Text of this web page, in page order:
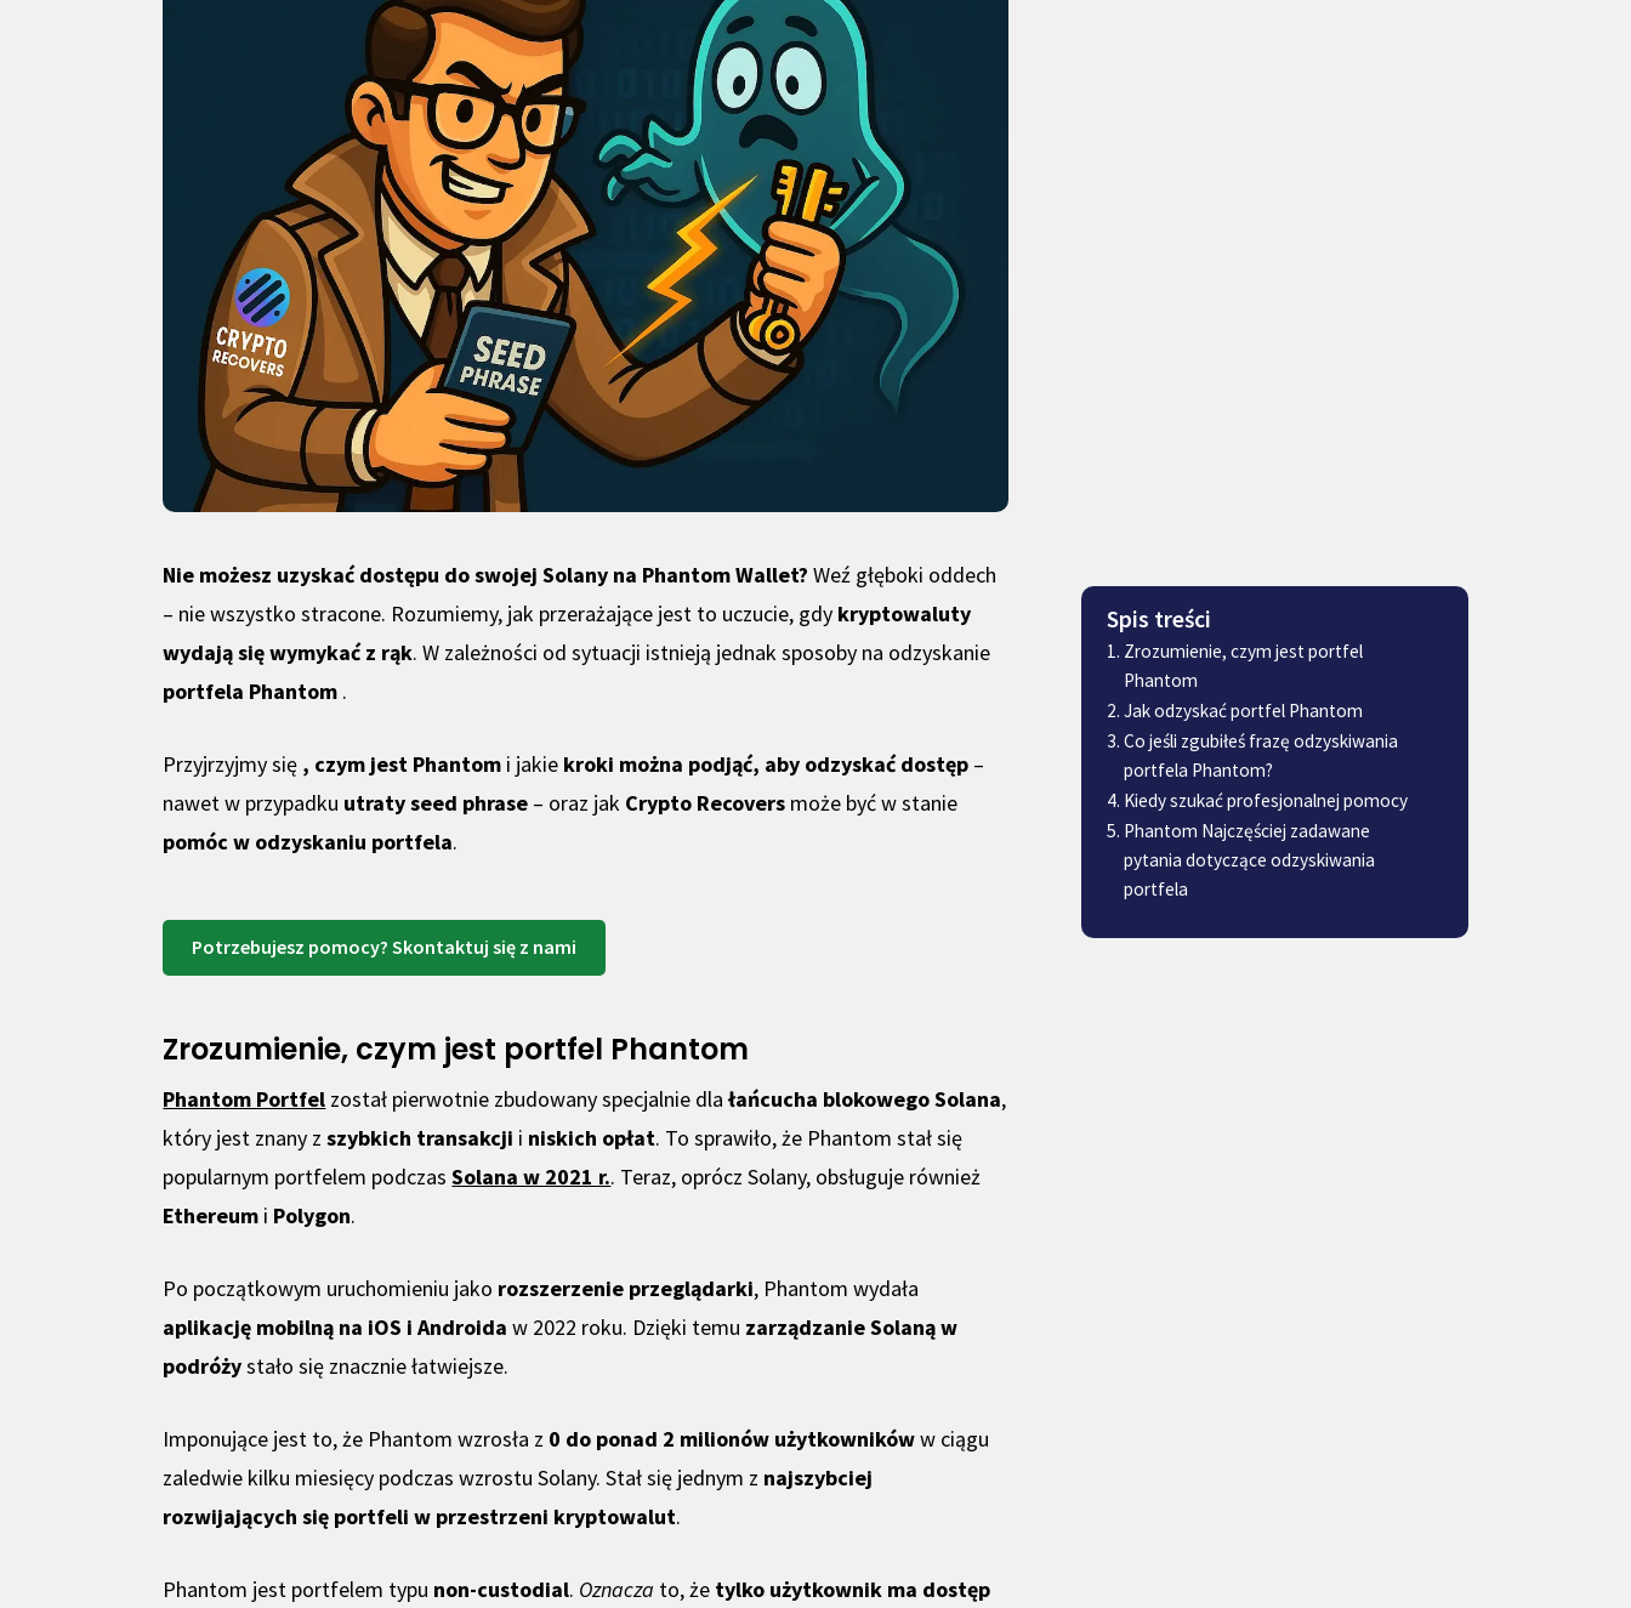
Nie możesz uzyskać dostępu do swojej Solany na Phantom Wallet? Weź głęboki oddech
– nie wszystko stracone. Rozumiemy, jak przerażające jest to uczucie, gdy kryptowaluty
wydają się wymykać z rąk. W zależności od sytuacji istnieją jednak sposoby na odzyskanie
portfela Phantom .
Przyjrzyjmy się , czym jest Phantom i jakie kroki można podjąć, aby odzyskać dostęp –
nawet w przypadku utraty seed phrase – oraz jak Crypto Recovers może być w stanie
pomóc w odzyskaniu portfela.
Potrzebujesz pomocy? Skontaktuj się z nami
Zrozumienie, czym jest portfel Phantom
Phantom Portfel został pierwotnie zbudowany specjalnie dlałańcucha blokowego Solana,
który jest znany zszybkich transakcji i niskich opłat. To sprawiło, że Phantom stał się
popularnym portfelem podczasSolana w 2021 r.. Teraz, oprócz Solany, obsługuje również
Ethereum i Polygon.
Po początkowym uruchomieniu jako rozszerzenie przeglądarki, Phantom wydała
aplikację mobilną na iOS i Androida w 2022 roku. Dzięki temu zarządzanie Solaną w
podróżystało się znacznie łatwiejsze.
Imponujące jest to, że Phantom wzrosła z 0 do ponad 2 milionów użytkownikóww ciągu
zaledwie kilku miesięcy podczas wzrostu Solany. Stał się jednym z najszybciej
rozwijających się portfeli w przestrzeni kryptowalut.
Phantom jest portfelem typu non-custodial. Oznacza to, że tylko użytkownik ma dostęp
Spis treści
Zrozumienie, czym jest portfel
Phantom
Jak odzyskać portfel Phantom
Co jeśli zgubiłeś frazę odzyskiwania
portfela Phantom?
Kiedy szukać profesjonalnej pomocy
Phantom Najczęściej zadawane
pytania dotyczące odzyskiwania
portfela